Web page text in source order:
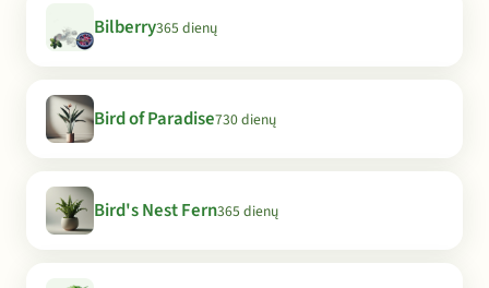
Bilberry365 dienų
Bird of Paradise730 dienų
Bird's Nest Fern365 dienų